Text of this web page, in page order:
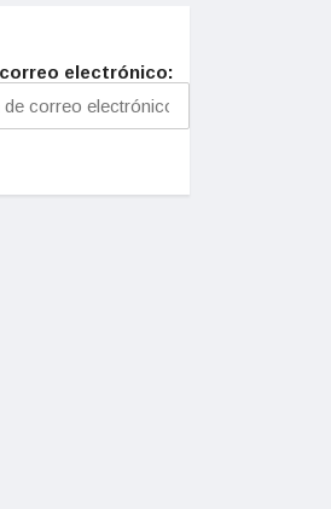
electrónico: